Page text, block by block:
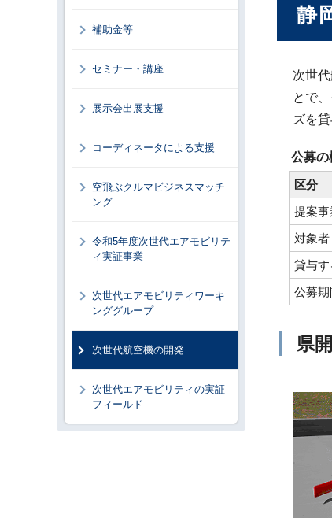
静
次世
とで
ズを
公募の
区分
提案事
対象者
貸与
公募期
県
補助金等
セミナー・講座
展示会出展支援
コーディネータによる支援
空飛ぶクルマビジネスマッチ
ング
令和5年度次世代エアモビリテ
ィ実証事業
次世代エアモビリティワーキ
ンググループ
次世代航空機の開発
次世代エアモビリティの実証
フィールド